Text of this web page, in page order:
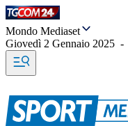
Mondo Mediaset
Giovedì 2 Gennaio 2025 -